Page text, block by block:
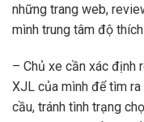
những trang web,
mình trung tâm độ
– Chủ xe cần xác định
XJL của mình để tìm
cầu, tránh tình trạng